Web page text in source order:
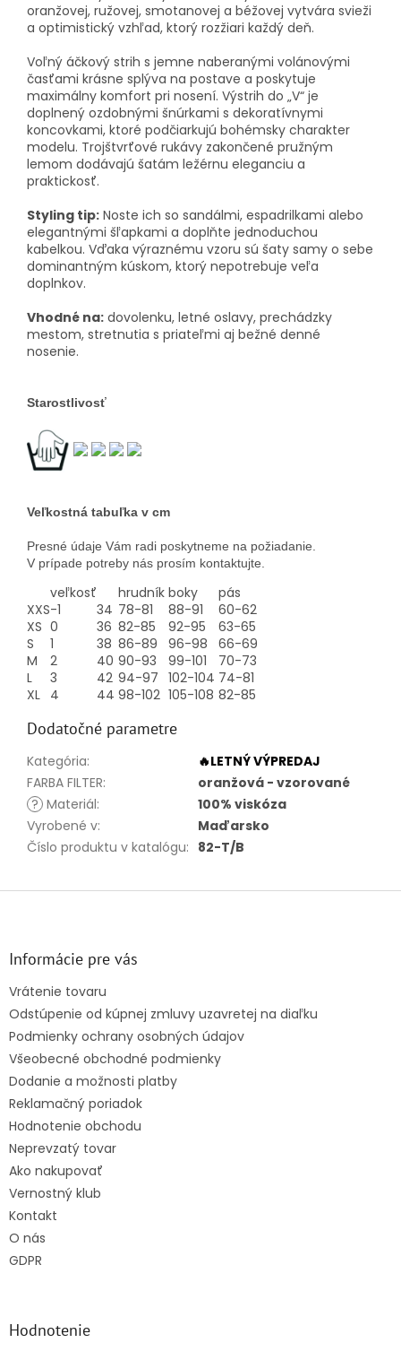
oranžovej, ružovej, smotanovej a béžovej vytvára svieži
a optimistický vzhľad, ktorý rozžiari každý deň.
Voľný áčkový strih s jemne naberanými volánovými
časťami krásne splýva na postave a poskytuje
maximálny komfort pri nosení. Výstrih do „V“ je
doplnený ozdobnými šnúrkami s dekoratívnymi
koncovkami, ktoré podčiarkujú bohémsky charakter
modelu. Trojštvrťové rukávy zakončené pružným
lemom dodávajú šatám ležérnu eleganciu a
praktickosť.
Styling tip: Noste ich so sandálmi, espadrilkami alebo
elegantnými šľapkami a doplňte jednoduchou
kabelkou. Vďaka výraznému vzoru sú šaty samy o sebe
dominantným kúskom, ktorý nepotrebuje veľa
doplnkov.
Vhodné na: dovolenku, letné oslavy, prechádzky
mestom, stretnutia s priateľmi aj bežné denné
nosenie.
Starostlivosť
Veľkostná tabuľka v cm
Presné údaje Vám radi poskytneme na požiadanie.
V prípade potreby nás prosím kontaktujte.
veľkosť hrudník boky
pás
XXS-1 34 78-81 88-91
60-62
XS 0 36 82-85 92-95
63-65
S
1 38 86-89 96-98
66-69
M
2 40 90-93 99-101
70-73
L
3 42 94-97 102-104 74-81
XL 4 44 98-102 105-108 82-85
Dodatočné parametre
Kategória:
🔥LETNÝ VÝPREDAJ
FARBA FILTER:
oranžová - vzorované
? Materiál:
100% viskóza
Vyrobené v:
Maďarsko
Číslo produktu v katalógu: 82-T/B
Z
Informácie pre vás
Vrátenie tovaru
Odstúpenie od kúpnej zmluvy uzavretej na diaľku
Podmienky ochrany osobných údajov
Všeobecné obchodné podmienky
Dodanie a možnosti platby
Reklamačný poriadok
Hodnotenie obchodu
Neprevzatý tovar
Ako nakupovať
Vernostný klub
Kontakt
O nás
GDPR
Hodnotenie